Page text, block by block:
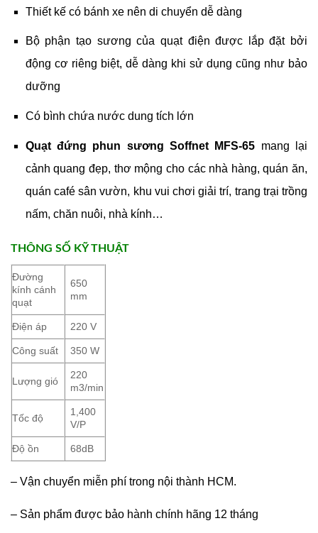
Thiết kế có bánh xe nên di chuyển dễ dàng
Bộ phận tạo sương của quạt điện được lắp đặt bởi
động cơ riêng biệt, dễ dàng khi sử dụng cũng như bảo
dưỡng
Có bình chứa nước dung tích lớn
Quạt đứng phun sương Soffnet MFS-65 mang lại
cảnh quang đẹp, thơ mộng cho các nhà hàng, quán ăn,
quán café sân vườn, khu vui chơi giải trí, trang trại trồng
nấm, chăn nuôi, nhà kính…
THÔNG SỐ KỸ THUẬT
Đường
kính cánh
quạt
650
mm
Điện áp 220 V
Công suất 350 W
Lượng gió
220
m3/min
Tốc độ
1,400
V/P
Độ ồn 68dB
– Vận chuyển miễn phí trong nội thành HCM.
– Sản phẩm được bảo hành chính hãng 12 tháng